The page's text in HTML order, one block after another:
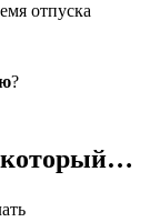
отпуска
?
который…